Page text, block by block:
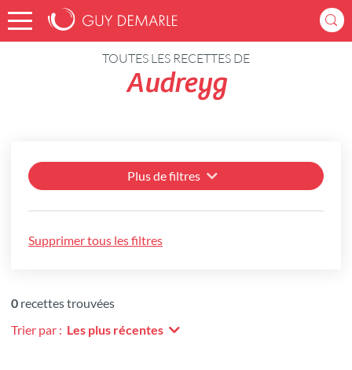
Accueil Recettes
TOUTES LES RECETTES DE
Audreyg
Plus de filtres
Supprimer tous les filtres
0 recettes trouvées
Trier par : Les plus récentes